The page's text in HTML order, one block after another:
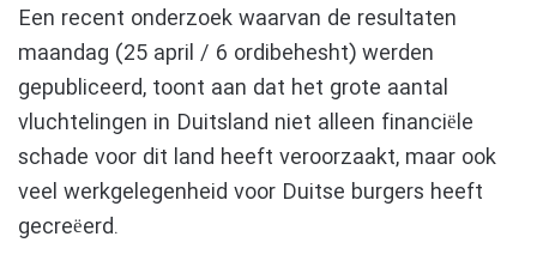
Een recent onderzoek waarvan de resultaten
maandag (25 april / 6 ordibehesht) werden
gepubliceerd, toont aan dat het grote aantal
vluchtelingen in Duitsland niet alleen financiële
schade voor dit land heeft veroorzaakt, maar ook
veel werkgelegenheid voor Duitse burgers heeft
gecreëerd.